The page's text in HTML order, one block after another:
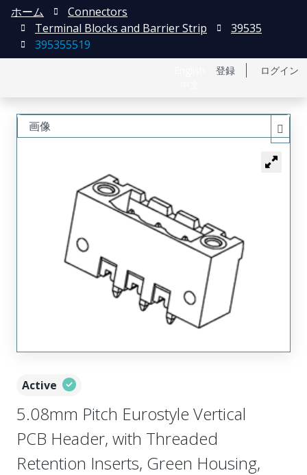
登録 ログイン
ホーム
Connectors
Terminal Blocks and Barrier Strip
39535
395355519
Active
5.08mm Pitch Eurostyle Vertical
PCB Header, with Threaded
Retention Inserts, Green Housing,
画像